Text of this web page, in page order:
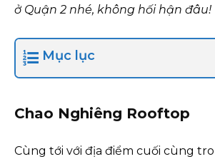
ở Quận 2 nhé, không hối hận đâu!
Mục lục
Chao Nghiêng Rooftop
Cùng tới với địa điểm cuối cùng